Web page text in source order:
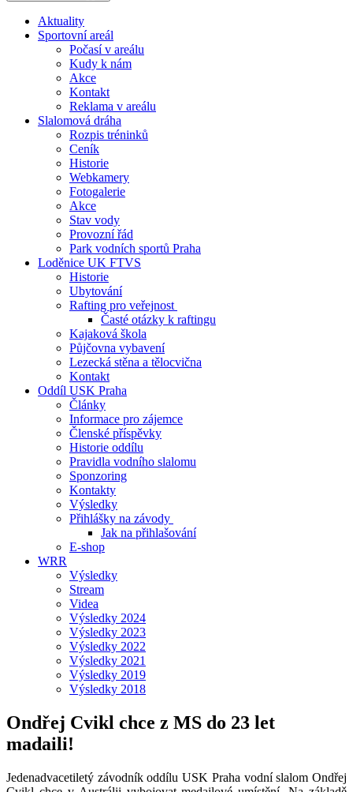
Aktuality
Sportovní areál
Počasí v areálu
Kudy k nám
Akce
Kontakt
Reklama v areálu
Slalomová dráha
Rozpis tréninků
Ceník
Historie
Webkamery
Fotogalerie
Akce
Stav vody
Provozní řád
Park vodních sportů Praha
Loděnice UK FTVS
Historie
Ubytování
Rafting pro veřejnost
Časté otázky k raftingu
Kajaková škola
Půjčovna vybavení
Lezecká stěna a tělocvična
Kontakt
Oddíl USK Praha
Články
Informace pro zájemce
Členské příspěvky
Historie oddílu
Pravidla vodního slalomu
Sponzoring
Kontakty
Výsledky
Přihlášky na závody
Jak na přihlašování
E-shop
WRR
Výsledky
Stream
Videa
Výsledky 2024
Výsledky 2023
Výsledky 2022
Výsledky 2021
Výsledky 2019
Výsledky 2018
Ondřej Cvikl chce z MS do 23 let
madaili!
Jedenadvacetiletý závodník oddílu USK Praha vodní slalom Ondřej